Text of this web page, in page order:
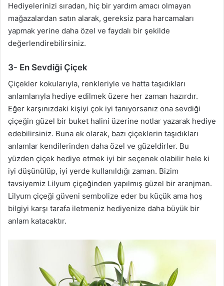
Hediyelerinizi sıradan, hiç bir yardım amacı olmayan
mağazalardan satın alarak, gereksiz para harcamaları
yapmak yerine daha özel ve faydalı bir şekilde
değerlendirebilirsiniz.
3- En Sevdiği Çiçek
Çiçekler kokularıyla, renkleriyle ve hatta taşıdıkları
anlamlarıyla hediye edilmek üzere her zaman hazırdır.
Eğer karşınızdaki kişiyi çok iyi tanıyorsanız ona sevdiği
çiçeğin güzel bir buket halini üzerine notlar yazarak hediye
edebilirsiniz. Buna ek olarak, bazı çiçeklerin taşıdıkları
anlamlar kendilerinden daha özel ve güzeldirler. Bu
yüzden çiçek hediye etmek iyi bir seçenek olabilir hele ki
iyi düşünülüp, iyi yerde kullanıldığı zaman. Bizim
tavsiyemiz Lilyum çiçeğinden yapılmış güzel bir aranjman.
Lilyum çiçeği güveni sembolize eder bu küçük ama hoş
bilgiyi karşı tarafa iletmeniz hediyenize daha büyük bir
anlam katacaktır.